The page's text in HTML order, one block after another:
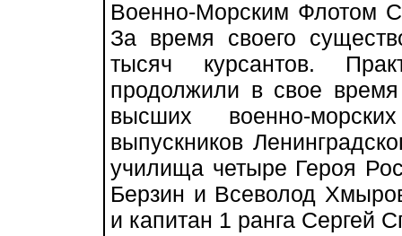
Военно-Морским Флотом
За время своего
тысяч курсантов.
продолжили в свое
высших военно-
выпускников
училища четыре Героя
Берзин и Всеволод
и капитан 1 ранга Сергей